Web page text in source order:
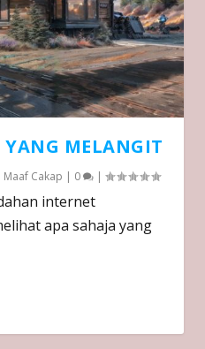
MELANGIT
Maaf Cakap | 0 |
internet
apa sahaja yang